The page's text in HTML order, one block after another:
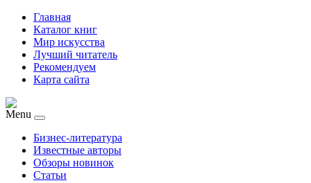
Главная
Каталог книг
Мир искусства
Лучший читатель
Рекомендуем
Карта сайта
Menu
Бизнес-литература
Известные авторы
Обзоры новинок
Статьи